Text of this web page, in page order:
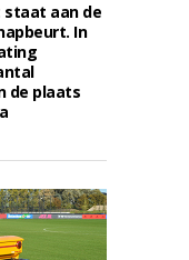
staat aan de
In
de plaats